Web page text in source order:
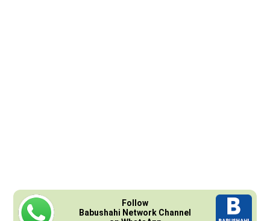
Follow
Babushahi Network Channel